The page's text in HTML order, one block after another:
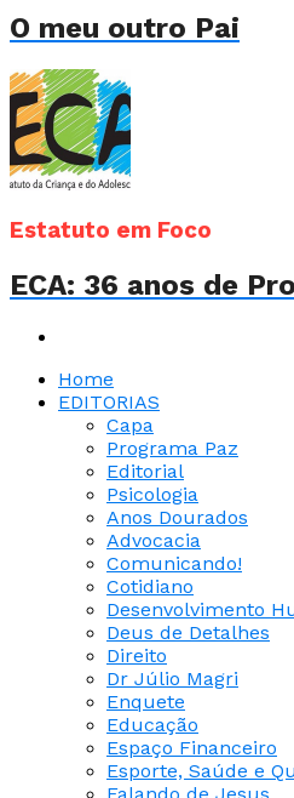
O meu outro Pai
Estatuto em Foco
ECA: 36 anos de
Home
EDITORIAS
Capa
Programa Paz
Editorial
Psicologia
Anos Dourados
Advocacia
Comunicando!
Cotidiano
Desenvolvimento
Deus de Detalhes
Direito
Dr Júlio Magri
Enquete
Educação
Espaço Financeiro
Esporte, Saúde e